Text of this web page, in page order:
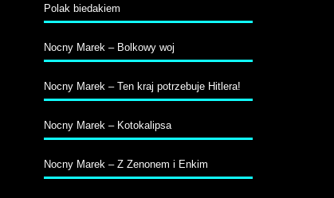
Polak biedakiem
Nocny Marek – Bolkowy woj
Nocny Marek – Ten kraj potrzebuje Hitlera!
Nocny Marek – Kotokalipsa
Nocny Marek – Z Zenonem i Enkim